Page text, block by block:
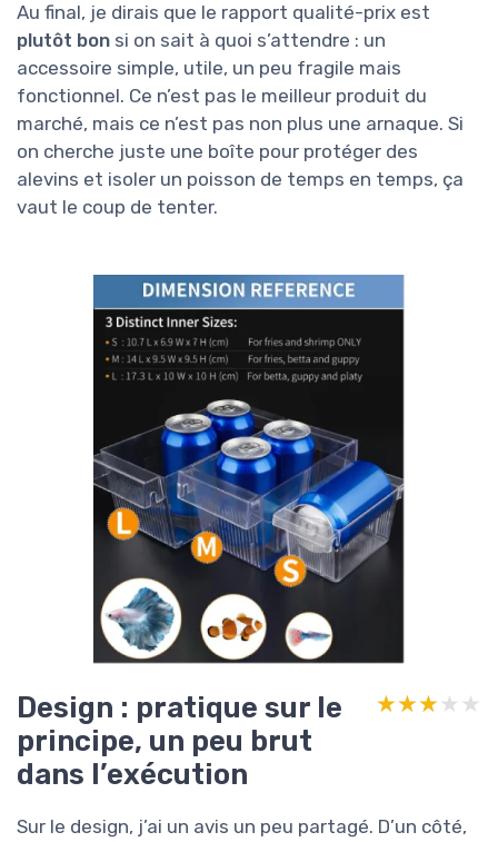
Au final, je dirais que le rapport qualité-prix est
plutôt bon si on sait à quoi s’attendre : un
accessoire simple, utile, un peu fragile mais
fonctionnel. Ce n’est pas le meilleur produit du
marché, mais ce n’est pas non plus une arnaque. Si
on cherche juste une boîte pour protéger des
alevins et isoler un poisson de temps en temps, ça
vaut le coup de tenter.
Design : pratique sur le
principe, un peu brut
dans l’exécution
★★★★★
★★★★★
Sur le design, j’ai un avis un peu partagé. D’un côté,